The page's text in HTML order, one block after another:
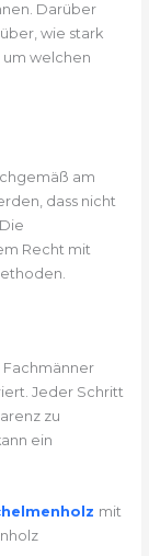
Darüber
wie stark
welchen
am
dass nicht
Recht mit
Jeder Schritt
zu
ein
mit